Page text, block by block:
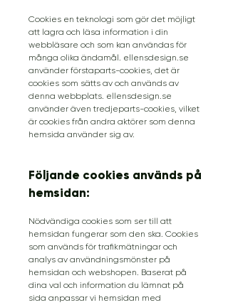
Cookies en teknologi som gör det möjligt
att lagra och läsa information i din
webbläsare och som kan användas för
många olika ändamål. ellensdesign.se
använder förstaparts-cookies, det är
cookies som sätts av och används av
denna webbplats. ellensdesign.se
använder även tredjeparts-cookies, vilket
är cookies från andra aktörer som denna
hemsida använder sig av.
Följande cookies används på
hemsidan:
Nödvändiga cookies som ser till att
hemsidan fungerar som den ska. Cookies
som används för trafikmätningar och
analys av användningsmönster på
hemsidan och webshopen. Baserat på
dina val och information du lämnat på
sida anpassar vi hemsidan med